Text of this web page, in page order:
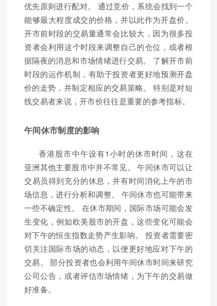
优先原则进行配对。 通过竞价，系统会找到一个
能够最大程度成交的价格，并以此作为开盘价。
开市前时段的交易量通常会比较大，因为很多投
资者会利用这个时段来调整自己的仓位，或者根
据隔夜的消息和市场情绪进行交易。 了解开市前
时段的运作机制，有助于投资者更好地预测开盘
价的走势，并制定相应的交易策略。 特别是对短
线交易者来说，开市价往往是重要的参考指标。
午间休市制度的影响
香港股市中午设有1小时的休市时间，这在
亚洲其他主要股市中并不常见。 午间休市可以让
交易员得到充分的休息，并有时间消化上午的市
场信息，进行分析和调整。 午间休市也可能带来
一些不确定性。 在休市期间，国际市场可能会发
生变化，例如欧美股市的开盘，这些变化可能会
对下午的恒生指数走势产生影响。 投资者需要密
切关注国际市场的动态，以便更好地应对下午的
交易。 部分投资者也会利用午间休市时间来研究
公司公告，或者评估市场情绪，为下午的交易做
好准备。